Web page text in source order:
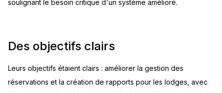
soulignant le besoin critique d'un système amélioré.
Des objectifs clairs
Leurs objectifs étaient clairs : améliorer la gestion des
réservations et la création de rapports pour les lodges, avec